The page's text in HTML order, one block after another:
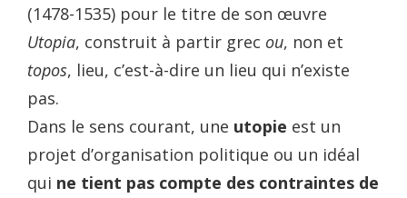
(1478-1535) pour le titre de son œuvre
Utopia, construit à partir grec ou, non et
topos, lieu, c’est-à-dire un lieu qui n’existe
pas.
Dans le sens courant, une utopie est un
projet d’organisation politique ou un idéal
qui ne tient pas compte des contraintes de